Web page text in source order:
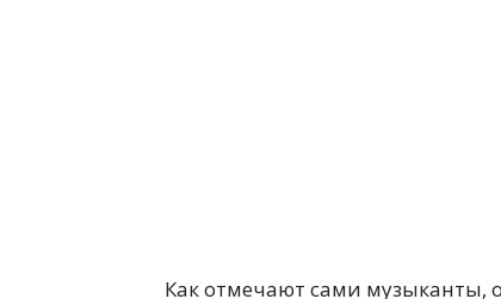
Как отмечают сами музыканты,